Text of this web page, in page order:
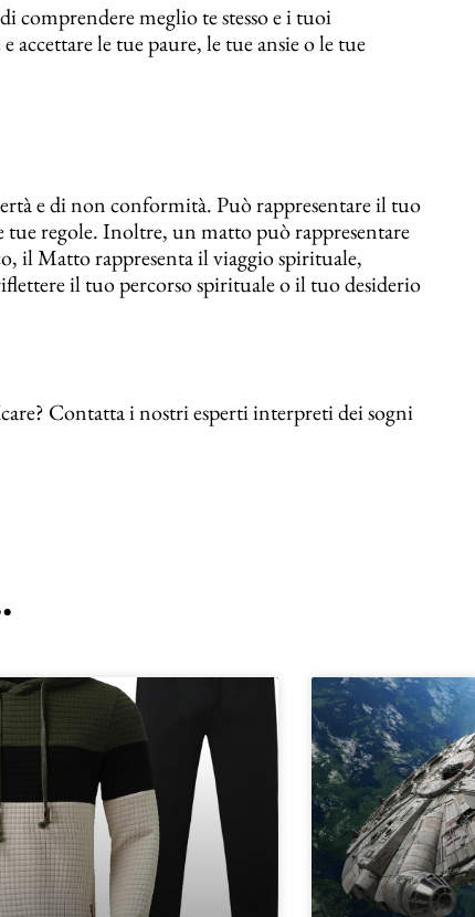
comprendere meglio te stesso e i tuoi
le tue paure, le tue ansie o le tue
e di non conformità. Può rappresentare il tuo
tue regole. Inoltre, un matto può rappresentare
il Matto rappresenta il viaggio spirituale,
il tuo percorso spirituale o il tuo desiderio
Contatta i nostri esperti interpreti dei sogni